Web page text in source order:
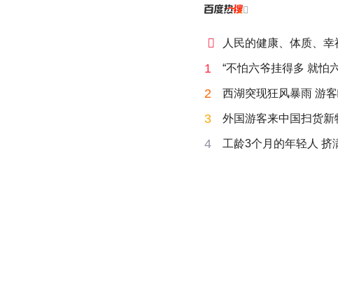

 人民的健康、体质、幸
1 “不怕六爷挂得多 就怕
2 西湖突现狂风暴雨 游
3 外国游客来中国扫货新
4 工龄3个月的年轻人 挤